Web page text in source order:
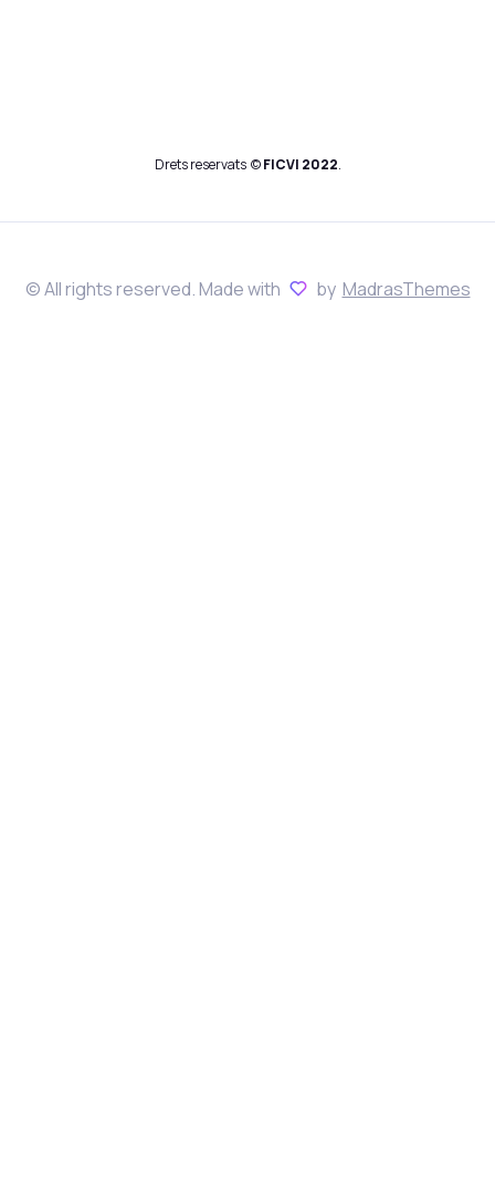
Drets reservats ©FICVI 2022.
© All rights reserved. Made with by MadrasThemes